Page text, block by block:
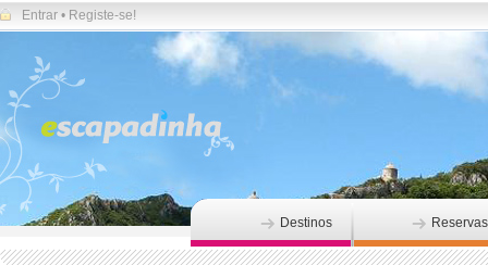
Entrar • Registe-se!
Destinos Reservas